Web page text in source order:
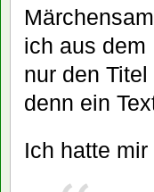
ich aus dem
nur den
denn ein
Ich hatte